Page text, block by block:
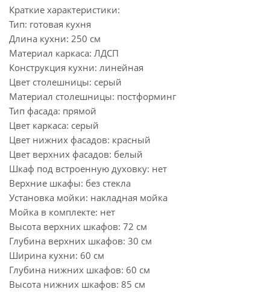
Краткие характеристики:
Тип: готовая кухня
Длина кухни: 250 см
Материал каркаса: ЛДСП
Конструкция кухни: линейная
Цвет столешницы: серый
Материал столешницы: постформинг
Тип фасада: прямой
Цвет каркаса: серый
Цвет нижних фасадов: красный
Цвет верхних фасадов: белый
Шкаф под встроенную духовку: нет
Верхние шкафы: без стекла
Установка мойки: накладная мойка
Мойка в комплекте: нет
Высота верхних шкафов: 72 см
Глубина верхних шкафов: 30 см
Ширина кухни: 60 см
Глубина нижних шкафов: 60 см
Высота нижних шкафов: 85 см